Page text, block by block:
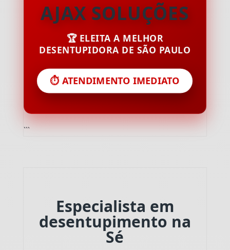
AJAX SOLUÇÕES
🏆 ELEITA A MELHOR
DESENTUPIDORA DE SÃO PAULO
⏱️ ATENDIMENTO IMEDIATO
```
Especialista em
desentupimento na
Sé